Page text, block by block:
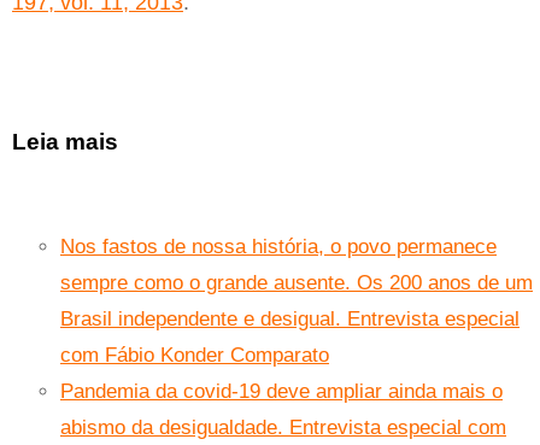
Leia mais
Nos fastos de nossa história, o povo permanece
sempre como o grande ausente. Os 200 anos de um
Brasil independente e desigual. Entrevista especial
com Fábio Konder Comparato
Pandemia da covid-19 deve ampliar ainda mais o
abismo da desigualdade. Entrevista especial com